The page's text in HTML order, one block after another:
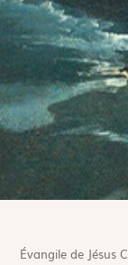
Évangile de Jésus